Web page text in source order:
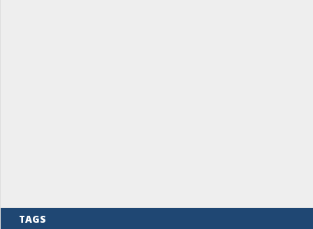
TAGS